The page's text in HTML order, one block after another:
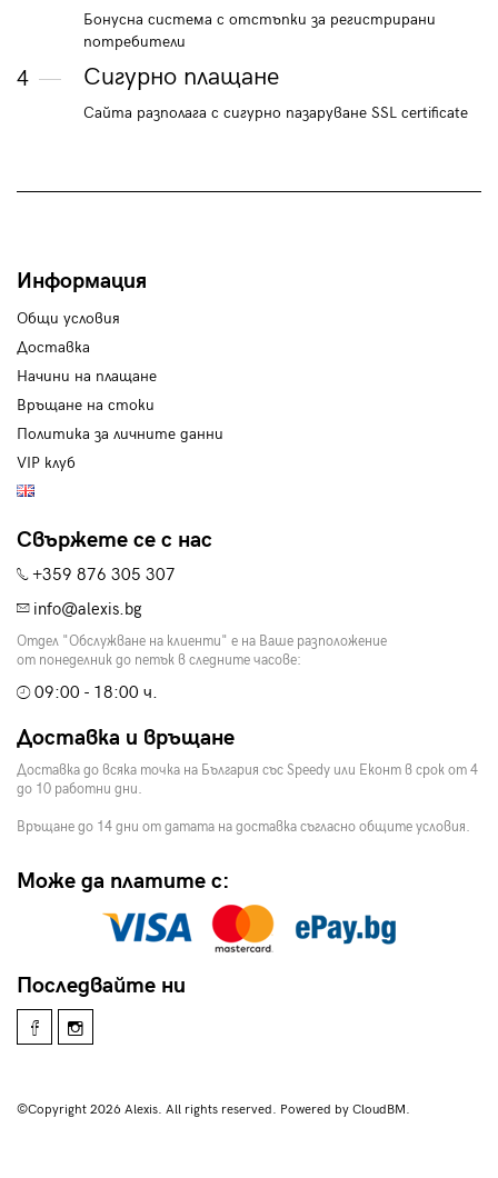
Бонусна система с отстъпки за регистрирани
потребители
4 Сигурно плащане
Сайта разполага с сигурно пазаруване SSL certificate
Информация
Общи условия
Доставка
Начини на плащане
Връщане на стоки
Политика за личните данни
VIP клуб
Свържете се с нас
+359 876 305 307
info@alexis.bg
Отдел "Обслужване на клиенти" е на Ваше разположение
от понеделник до петък в следните часове:
09:00 - 18:00 ч.
Доставка и връщане
Доставка до всяка точка на България със Speedy или Еконт в срок от 4
до 10 работни дни.
Връщане до 14 дни от датата на доставка съгласно общите условия.
Може да платите с:
Последвайте ни
©Copyright 2026 Alexis. All rights reserved. Powered by CloudBM.